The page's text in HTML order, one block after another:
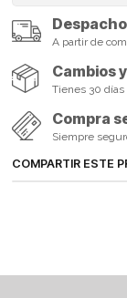
A partir de
Cambios
Tienes 30
Compra
Siempre
COMPARTIR ESTE